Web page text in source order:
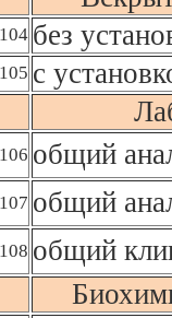
104 без
105 с
106 общий
107 общий
108 общий